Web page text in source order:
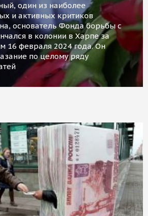
один из наиболее
и активных критиков
основатель Фонда борьбы с
в колонии в Харпе за
16 февраля 2024 года. Он
по целому ряду